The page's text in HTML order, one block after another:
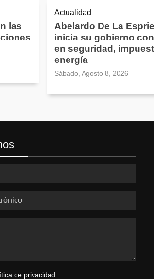
las
Actualidad
Abelardo De La
inicia su gobierno
en seguridad,
energía
Sábado, Agosto 8, 2026
de privacidad